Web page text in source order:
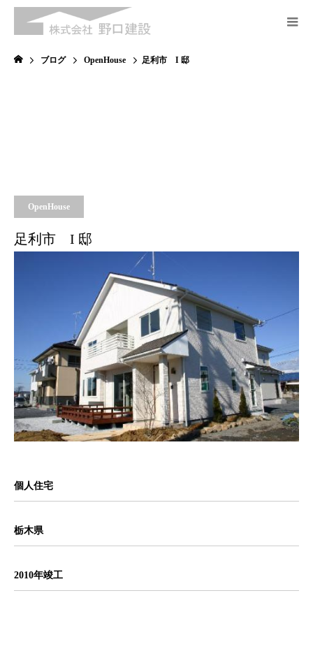
ブログ OpenHouse 足利市 I 邸
OpenHouse
足利市 I 邸
個人住宅
栃木県
2010年竣工